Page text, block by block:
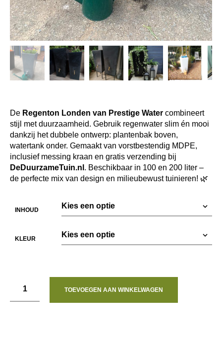
De Regenton Londen van Prestige Water combineert
stijl met duurzaamheid. Gebruik regenwater slim én mooi
dankzij het dubbele ontwerp: plantenbak boven,
watertank onder. Gemaakt van vorstbestendig MDPE,
inclusief messing kraan en gratis verzending bij
DeDuurzameTuin.nl . Beschikbaar in 100 en 200 liter –
de perfecte mix van design en milieubewust tuinieren! 🌿
INHOUD
KLEUR
TOEVOEGEN AAN WINKELWAGEN